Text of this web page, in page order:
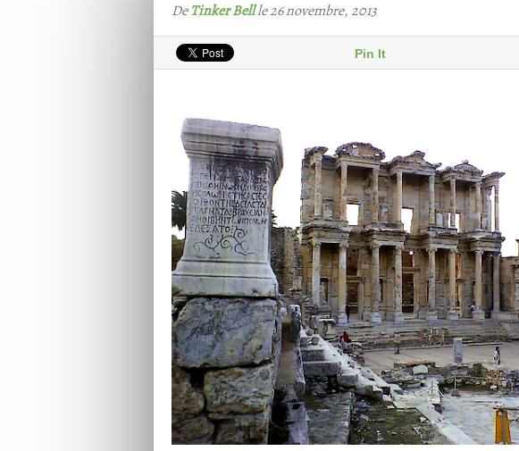
DeTinker Bellle 26 novembre, 2013
Pin It